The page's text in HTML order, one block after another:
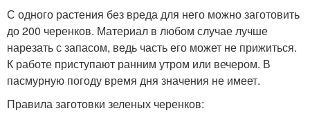
С одного растения без вреда для него можно заготовить
до 200 черенков. Материал в любом случае лучше
нарезать с запасом, ведь часть его может не прижиться.
К работе приступают ранним утром или вечером. В
пасмурную погоду время дня значения не имеет.
Правила заготовки зеленых черенков: